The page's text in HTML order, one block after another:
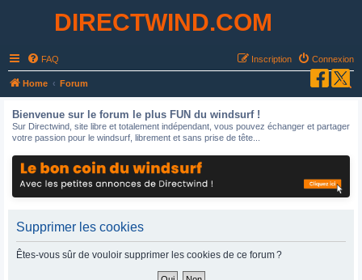
DIRECTWIND.COM
FAQ Connexion
Inscription
Home Forum
Bienvenue sur le forum le plus FUN du windsurf !
Sur Directwind, site libre et totalement indépendant, vous pouvez échanger et partager
votre passion pour le windsurf, librement et sans prise de tête...
Supprimer les cookies
Êtes-vous sûr de vouloir supprimer les cookies de ce forum ?